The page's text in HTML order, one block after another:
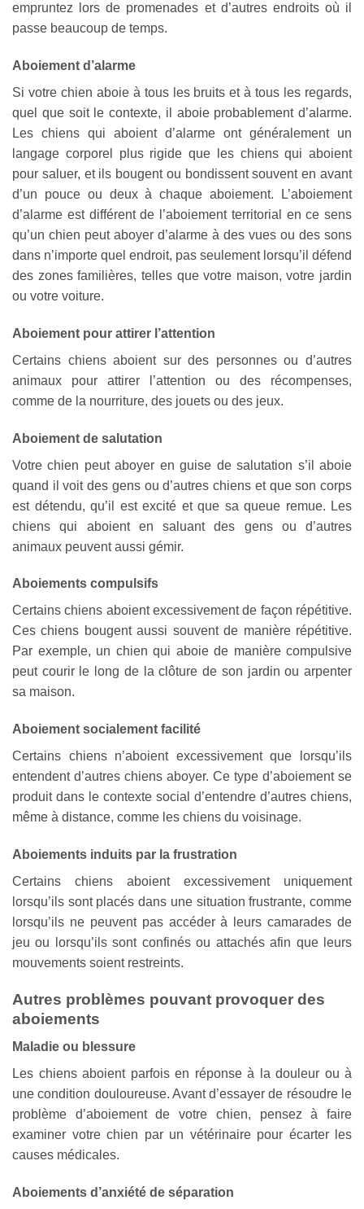
empruntez lors de promenades et d’autres endroits où il
passe beaucoup de temps.
Aboiement d’alarme
Si votre chien aboie à tous les bruits et à tous les regards,
quel que soit le contexte, il aboie probablement d’alarme.
Les chiens qui aboient d’alarme ont généralement un
langage corporel plus rigide que les chiens qui aboient
pour saluer, et ils bougent ou bondissent souvent en avant
d’un pouce ou deux à chaque aboiement. L’aboiement
d’alarme est différent de l’aboiement territorial en ce sens
qu’un chien peut aboyer d’alarme à des vues ou des sons
dans n’importe quel endroit, pas seulement lorsqu’il défend
des zones familières, telles que votre maison, votre jardin
ou votre voiture.
Aboiement pour attirer l’attention
Certains chiens aboient sur des personnes ou d’autres
animaux pour attirer l’attention ou des récompenses,
comme de la nourriture, des jouets ou des jeux.
Aboiement de salutation
Votre chien peut aboyer en guise de salutation s’il aboie
quand il voit des gens ou d’autres chiens et que son corps
est détendu, qu’il est excité et que sa queue remue. Les
chiens qui aboient en saluant des gens ou d’autres
animaux peuvent aussi gémir.
Aboiements compulsifs
Certains chiens aboient excessivement de façon répétitive.
Ces chiens bougent aussi souvent de manière répétitive.
Par exemple, un chien qui aboie de manière compulsive
peut courir le long de la clôture de son jardin ou arpenter
sa maison.
Aboiement socialement facilité
Certains chiens n’aboient excessivement que lorsqu’ils
entendent d’autres chiens aboyer. Ce type d’aboiement se
produit dans le contexte social d’entendre d’autres chiens,
même à distance, comme les chiens du voisinage.
Aboiements induits par la frustration
Certains chiens aboient excessivement uniquement
lorsqu’ils sont placés dans une situation frustrante, comme
lorsqu’ils ne peuvent pas accéder à leurs camarades de
jeu ou lorsqu’ils sont confinés ou attachés afin que leurs
mouvements soient restreints.
Autres problèmes pouvant provoquer des
aboiements
Maladie ou blessure
Les chiens aboient parfois en réponse à la douleur ou à
une condition douloureuse. Avant d’essayer de résoudre le
problème d’aboiement de votre chien, pensez à faire
examiner votre chien par un vétérinaire pour écarter les
causes médicales.
Aboiements d’anxiété de séparation